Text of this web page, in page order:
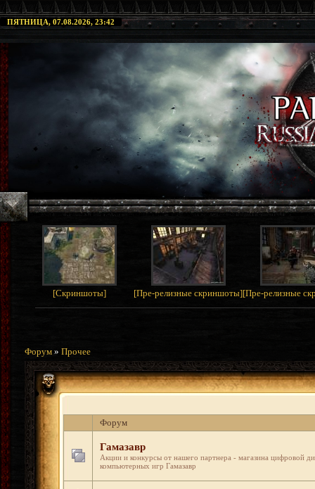
ПЯТНИЦА, 07.08.2026, 23:42
[Скриншоты] [Пре-релизные скриншоты][Пре-релизные
Форум » Прочее
Форум
Гамазавр
Акции и конкурсы от нашего партнера - магазина цифровой
компьютерных игр Гамазавр